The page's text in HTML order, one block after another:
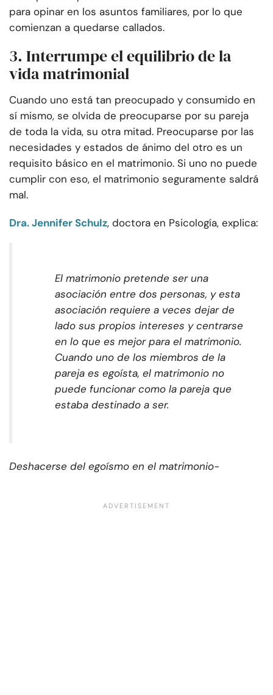
para opinar en los asuntos familiares, por lo que
comienzan a quedarse callados.
3. Interrumpe el equilibrio de la
vida matrimonial
Cuando uno está tan preocupado y consumido en
sí mismo, se olvida de preocuparse por su pareja
de toda la vida, su otra mitad. Preocuparse por las
necesidades y estados de ánimo del otro es un
requisito básico en el matrimonio. Si uno no puede
cumplir con eso, el matrimonio seguramente saldrá
mal.
Dra. Jennifer Schulz, doctora en Psicología, explica:
El matrimonio pretende ser una
asociación entre dos personas, y esta
asociación requiere a veces dejar de
lado sus propios intereses y centrarse
en lo que es mejor para el matrimonio.
Cuando uno de los miembros de la
pareja es egoísta, el matrimonio no
puede funcionar como la pareja que
estaba destinado a ser.
Deshacerse del egoísmo en el matrimonio-